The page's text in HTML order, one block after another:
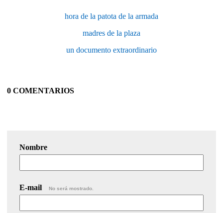
hora de la patota de la armada
madres de la plaza
un documento extraordinario
0 COMENTARIOS
Nombre
E-mail No será mostrado.